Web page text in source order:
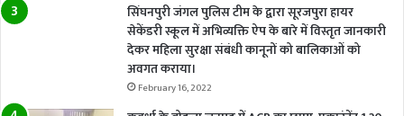
सिंघनपुरी जंगल पुलिस टीम के द्वारा सूरजपुरा हायर
सेकेंडरी स्कूल में अभिव्यक्ति ऐप के बारे में विस्तृत जानकारी
देकर महिला सुरक्षा संबंधी कानूनों को बालिकाओं को
अवगत कराया।
February 16, 2022